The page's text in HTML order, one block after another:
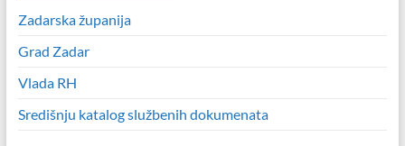
Zadarska županija
Grad Zadar
Vlada RH
Središnju katalog službenih dokumenata